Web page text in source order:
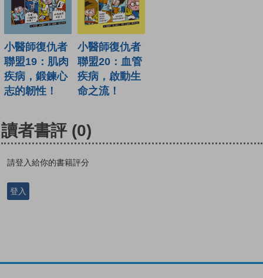
小醫師復仇者
聯盟19：肌肉
疾病，鍛鍊心
志的韌性！
小醫師復仇者
聯盟20：血管
疾病，啟動生
命之流！
讀者書評 (0)
請登入給你的書籍評分
登入